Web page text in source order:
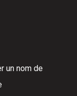
un nom de